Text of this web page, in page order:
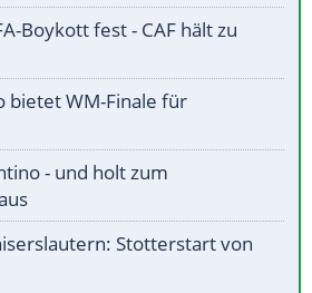
Boykott fest - CAF hält zu
bietet WM-Finale für
- und holt zum
Stotterstart von